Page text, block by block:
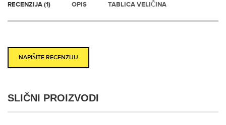
RECENZIJA (1) OPIS TABLICA VELIČINA
NAPIŠITE RECENZIJU
SLIČNI PROIZVODI